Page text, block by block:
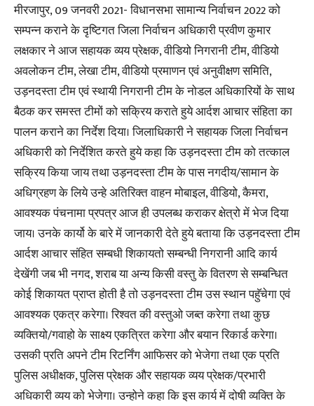
मीरजापुर, 09 जनवरी 2021- विधानसभा सामान्य निर्वाचन 2022 को
सम्पन्न कराने के दृष्टिगत जिला निर्वाचन अधिकारी प्रवीण कुमार
लक्षकार ने आज सहायक व्यय प्रेक्षक, वीडियो निगरानी टीम, वीडियो
अवलोकन टीम, लेखा टीम, वीडियो प्रमाणन एवं अनुवीक्षण समिति,
उड़नदस्ता टीम एवं स्थायी निगरानी टीम के नोडल अधिकारियों के साथ
बैठक कर समस्त टीमों को सक्रिय कराते हुये आर्दश आचार संहिता का
पालन कराने का निर्देश दिया। जिलाधिकारी ने सहायक जिला निर्वाचन
अधिकारी को निर्देशित करते हुये कहा कि उड़नदस्ता टीम को तत्काल
सक्रिय किया जाय तथा उड़नदस्ता टीम के पास नगदीय/सामान के
अधिग्रहण के लिये उन्हे अतिरिक्त वाहन मोबाइल, वीडियो, कैमरा,
आवश्यक पंचनामा प्रपत्र आज ही उपलब्ध कराकर क्षेत्रो में भेज दिया
जाय। उनके कार्यो के बारे में जानकारी देते हुये बताया कि उड़नदस्ता टीम
आर्दश आचार संहित सम्बधी शिकायतो सम्बन्धी निगरानी आदि कार्य
देखेंगी जब भी नगद, शराब या अन्य किसी वस्तु के वितरण से सम्बन्धित
कोई शिकायत प्राप्त होती है तो उड़नदस्ता टीम उस स्थान पहुॅचेगा एवं
आवश्यक एकत्र करेगा। रिश्वत की वस्तुओ जब्त करेगा तथा कुछ
व्यक्तियो/गवाहो के साक्ष्य एकत्रित करेगा और बयान रिकार्ड करेगा।
उसकी प्रति अपने टीम रिटर्निंग आफिसर को भेजेगा तथा एक प्रति
पुलिस अधीक्षक, पुलिस प्रेक्षक और सहायक व्यय प्रेक्षक/प्रभारी
अधिकारी व्यय को भेजेगा। उन्होने कहा कि इस कार्य में दोषी व्यक्ति के